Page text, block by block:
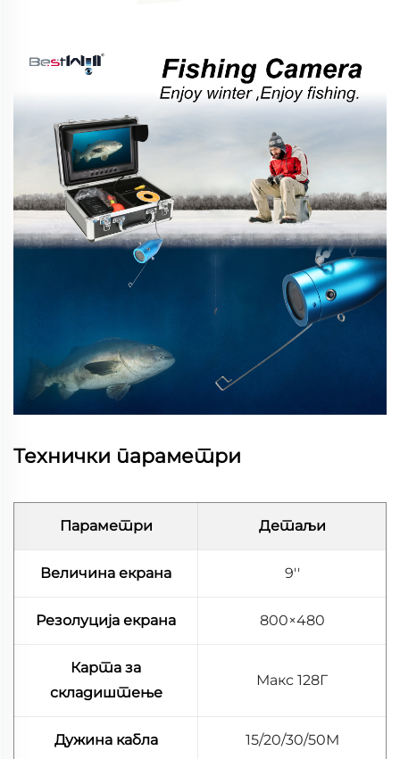
Технички параметри
Параметри Детаљи
Величина екрана 9''
Резолуција екрана 800×480
Карта за
складиштење
Макс 128Г
Дужина кабла 15/20/30/50М